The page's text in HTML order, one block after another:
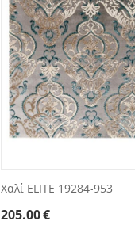
Χαλί ELITE 19284-953
205.00€